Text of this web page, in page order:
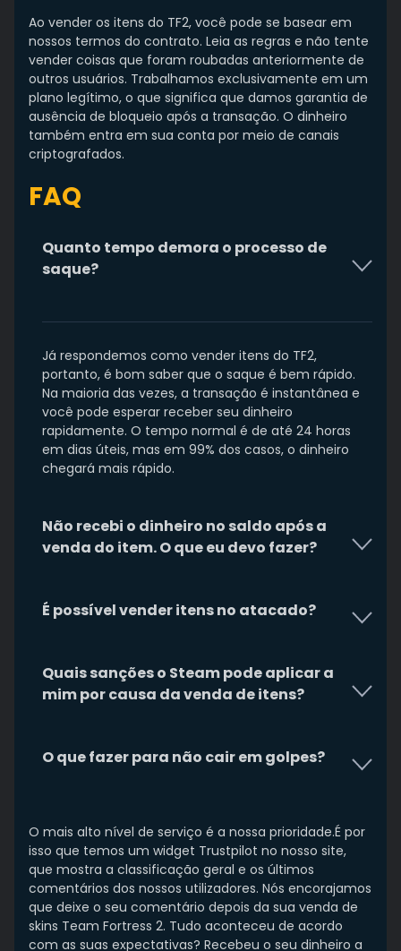
Ao vender os itens do TF2, você pode se basear em
nossos termos do contrato. Leia as regras e não tente
vender coisas que foram roubadas anteriormente de
outros usuários. Trabalhamos exclusivamente em um
plano legítimo, o que significa que damos garantia de
ausência de bloqueio após a transação. O dinheiro
também entra em sua conta por meio de canais
criptografados.
FAQ
Quanto tempo demora o processo de
saque?
Já respondemos como vender itens do TF2,
portanto, é bom saber que o saque é bem rápido.
Na maioria das vezes, a transação é instantânea e
você pode esperar receber seu dinheiro
rapidamente. O tempo normal é de até 24 horas
em dias úteis, mas em 99% dos casos, o dinheiro
chegará mais rápido.
Não recebi o dinheiro no saldo após a
venda do item. O que eu devo fazer?
É possível vender itens no atacado?
Quais sanções o Steam pode aplicar a
mim por causa da venda de itens?
O que fazer para não cair em golpes?
O mais alto nível de serviço é a nossa prioridade.É por
isso que temos um widget Trustpilot no nosso site,
que mostra a classificação geral e os últimos
comentários dos nossos utilizadores. Nós encorajamos
que deixe o seu comentário depois da sua venda de
skins Team Fortress 2. Tudo aconteceu de acordo
com as suas expectativas? Recebeu o seu dinheiro a